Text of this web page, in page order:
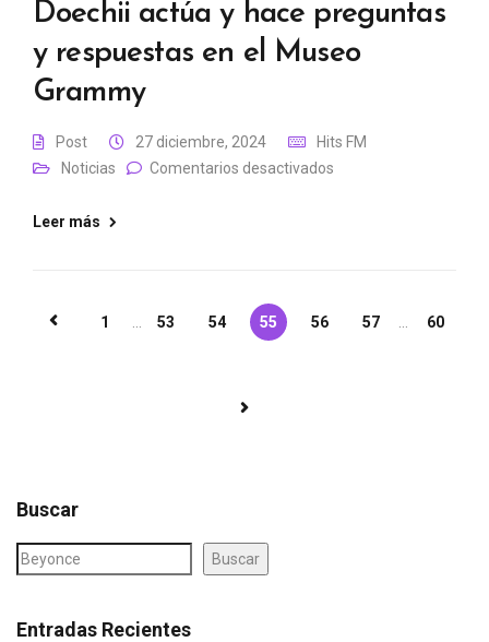
Doechii actúa y hace preguntas
y respuestas en el Museo
Grammy
Post 27 diciembre, 2024
Hits FM
Noticias
Comentarios desactivados
Leer más
1 53 54 55 56 57 60
Buscar
Buscar
Entradas Recientes